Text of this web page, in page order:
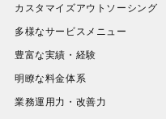
カスタマイズアウトソーシング
多様なサービスメニュー
豊富な実績・経験
明瞭な料金体系
業務運用力・改善力